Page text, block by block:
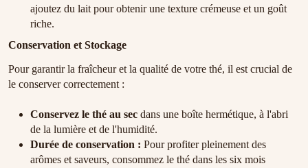
ajoutez du lait pour obtenir une texture crémeuse et un goût
riche.
Conservation et Stockage
Pour garantir la fraîcheur et la qualité de votre thé, il est crucial de
le conserver correctement :
Conservez le thé au sec dans une boîte hermétique, à l'abri
de la lumière et de l'humidité.
Durée de conservation : Pour profiter pleinement des
arômes et saveurs, consommez le thé dans les six mois